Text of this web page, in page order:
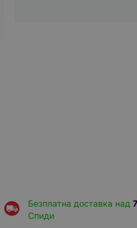
Безплатна доставка над
Спиди